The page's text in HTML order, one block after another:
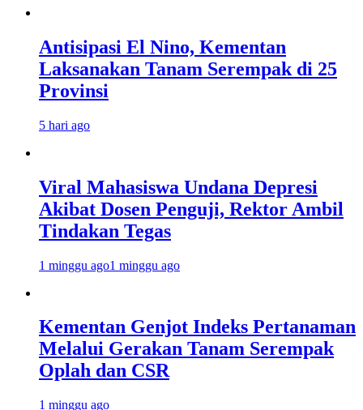
Antisipasi El Nino, Kementan
Laksanakan Tanam Serempak di 25
Provinsi
5 hari ago
Viral Mahasiswa Undana Depresi
Akibat Dosen Penguji, Rektor Ambil
Tindakan Tegas
1 minggu ago1 minggu ago
Kementan Genjot Indeks Pertanaman
Melalui Gerakan Tanam Serempak
Oplah dan CSR
1 minggu ago